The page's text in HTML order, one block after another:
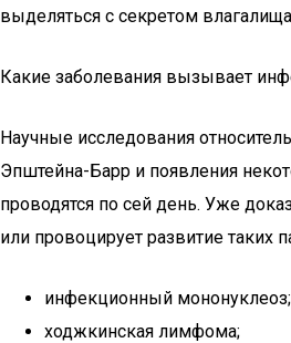
выделяться с секретом
Какие заболевания вызывает
Научные исследования
Эпштейна-Барр и появления
проводятся по сей день. Уже
или провоцирует развитие таких
инфекционный мононуклеоз;
ходжкинская лимфома;